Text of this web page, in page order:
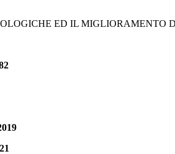
ED IL MIGLIORAMENTO